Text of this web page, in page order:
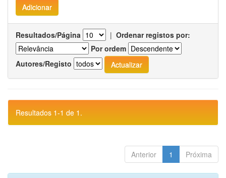
Resultados/Página | Ordenar registos por:
Por ordem
Autores/Registo
Resultados 1-1 de 1.
Anterior 1 Próxima